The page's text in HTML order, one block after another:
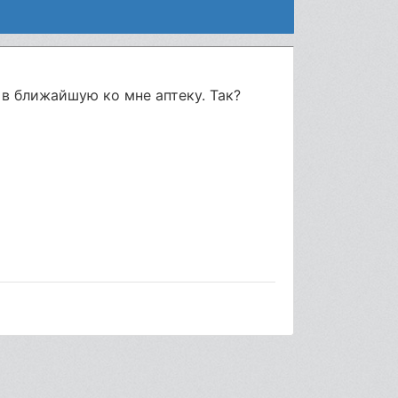
ближайшую ко мне аптеку. Так?